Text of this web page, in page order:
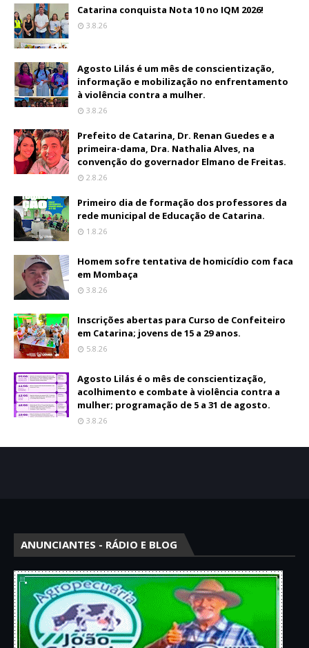
Catarina conquista Nota 10 no IQM 2026!
3.8.26
Agosto Lilás é um mês de conscientização,
informação e mobilização no enfrentamento
à violência contra a mulher.
3.8.26
Prefeito de Catarina, Dr. Renan Guedes e a
primeira-dama, Dra. Nathalia Alves, na
convenção do governador Elmano de Freitas.
2.8.26
Primeiro dia de formação dos professores da
rede municipal de Educação de Catarina.
1.8.26
Homem sofre tentativa de homicídio com faca
em Mombaça
3.8.26
Inscrições abertas para Curso de Confeiteiro
em Catarina; jovens de 15 a 29 anos.
5.8.26
Agosto Lilás é o mês de conscientização,
acolhimento e combate à violência contra a
mulher; programação de 5 a 31 de agosto.
3.8.26
ANUNCIANTES - RÁDIO E BLOG